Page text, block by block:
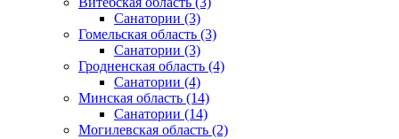
Санатории (3)
Гомельская область (3)
Санатории (3)
Гродненская область (4)
Санатории (4)
Минская область (14)
Санатории (14)
Могилевская область (2)